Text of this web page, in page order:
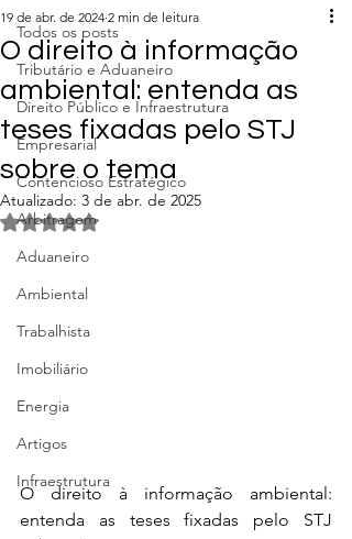
Todos os posts
Tributário e Aduaneiro
Direito Público e Infraestrutura
Empresarial
Contencioso Estratégico
Arbitragem
Aduaneiro
Ambiental
Trabalhista
Imobiliário
Energia
Artigos
Infraestrutura
O direito à informação
ambiental: entenda as
teses fixadas pelo STJ
sobre o tema
19 de abr. de 2024 2 min de leitura
Atualizado: 3 de abr. de 2025
Avaliado com NaN de 5 estrelas.
O direito à informação ambiental:
entenda as teses fixadas pelo STJ